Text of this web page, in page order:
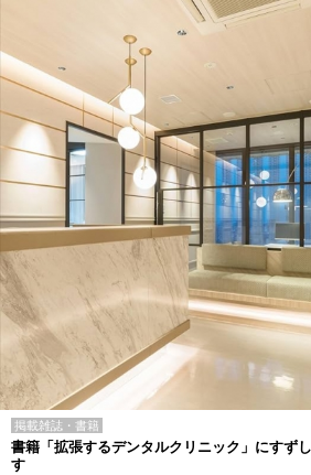
掲載雑誌・書籍
書籍「拡張するデンタルクリニック」にすず
す